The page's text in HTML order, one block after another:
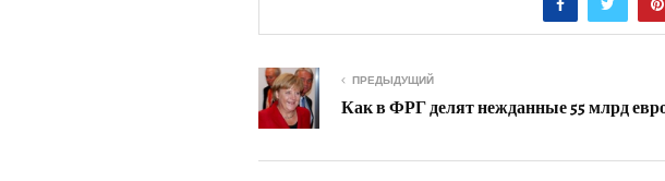
ПРЕДЫДУЩИЙ
Как в ФРГ делят нежданные 55 млрд